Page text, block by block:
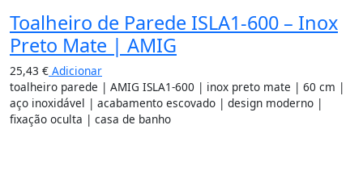
Toalheiro de Parede ISLA1-600 – Inox
Preto Mate | AMIG
25,43 € Adicionar
toalheiro parede | AMIG ISLA1-600 | inox preto mate | 60 cm |
aço inoxidável | acabamento escovado | design moderno |
fixação oculta | casa de banho